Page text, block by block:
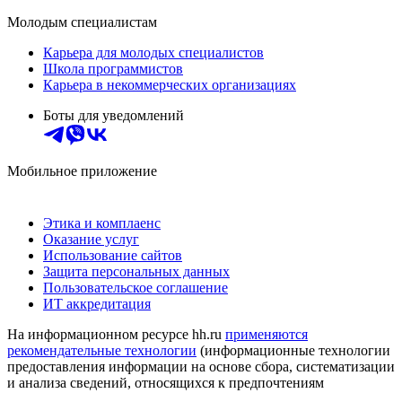
Молодым специалистам
Карьера для молодых специалистов
Школа программистов
Карьера в некоммерческих организациях
Боты для уведомлений
Мобильное приложение
Этика и комплаенс
Оказание услуг
Использование сайтов
Защита персональных данных
Пользовательское соглашение
ИТ аккредитация
На информационном ресурсе hh.ru применяются
рекомендательные технологии (информационные технологии
предоставления информации на основе сбора, систематизации
и анализа сведений, относящихся к предпочтениям